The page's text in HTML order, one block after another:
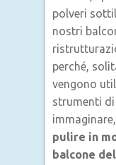
polveri
nostri
perché,
vengono
strumenti
pulire in
balcone